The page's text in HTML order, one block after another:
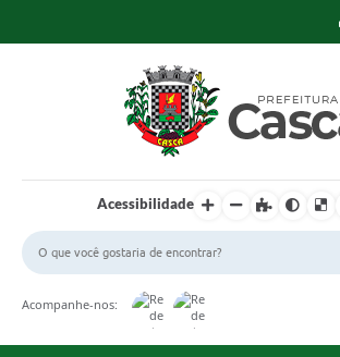
Acessibilidade
Acompanhe-nos: